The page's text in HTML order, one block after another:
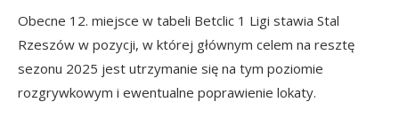
Obecne 12. miejsce w tabeli Betclic 1 Ligi stawia Stal
Rzeszów w pozycji, w której głównym celem na resztę
sezonu 2025 jest utrzymanie się na tym poziomie
rozgrywkowym i ewentualne poprawienie lokaty.